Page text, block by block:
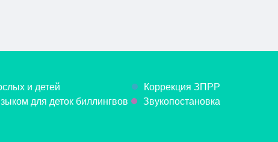
и детей
Коррекция ЗПРР
для деток биллингвов
Звукопостановка